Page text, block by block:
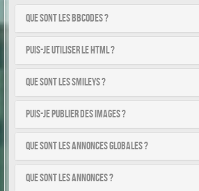
Que sont les BBCodes ?
Puis-je utiliser le HTML ?
Que sont les smileys ?
Puis-je publier des images ?
Que sont les annonces globales ?
Que sont les annonces ?